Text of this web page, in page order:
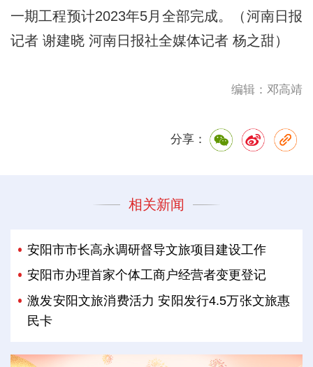
一期工程预计2023年5月全部完成。（河南日报
记者 谢建晓 河南日报社全媒体记者 杨之甜）
编辑：邓高靖
分享：
相关新闻
安阳市市长高永调研督导文旅项目建设工作
安阳市办理首家个体工商户经营者变更登记
激发安阳文旅消费活力 安阳发行4.5万张文旅惠
民卡